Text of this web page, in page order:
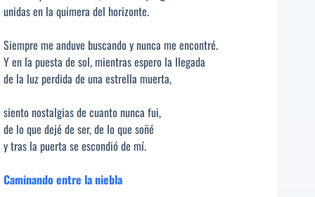
unidas en la quimera del horizonte.
Siempre me anduve buscando y nunca me encontré.
Y en la puesta de sol, mientras espero la llegada
de la luz perdida de una estrella muerta,
siento nostalgias de cuanto nunca fui,
de lo que dejé de ser, de lo que soñé
y tras la puerta se escondió de mí.
Caminando entre la niebla